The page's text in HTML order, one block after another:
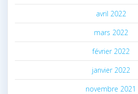
avril 2022
mars 2022
février 2022
janvier 2022
novembre 2021